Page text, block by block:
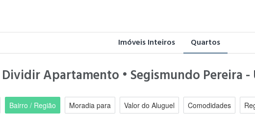
Imóveis Inteiros Quartos
Apartamento • Segismundo Pereira
Bairro / Região Moradia para Valor do Aluguel Comodidades